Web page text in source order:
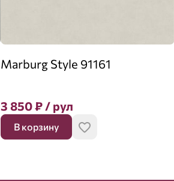
Marburg Style 91161
3 850₽/ рул
В корзину